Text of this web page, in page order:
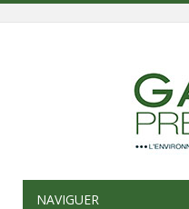
NAVIGUER